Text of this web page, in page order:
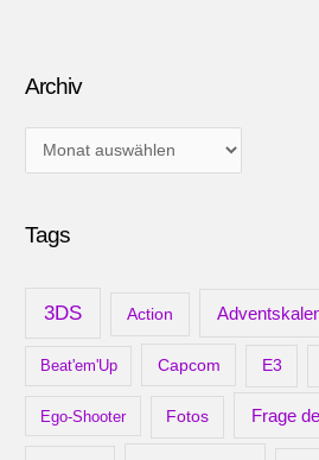
Archiv
r
Tags
3DS Action
Beat'em'Up Capcom E3
Ego-Shooter Fotos Frage